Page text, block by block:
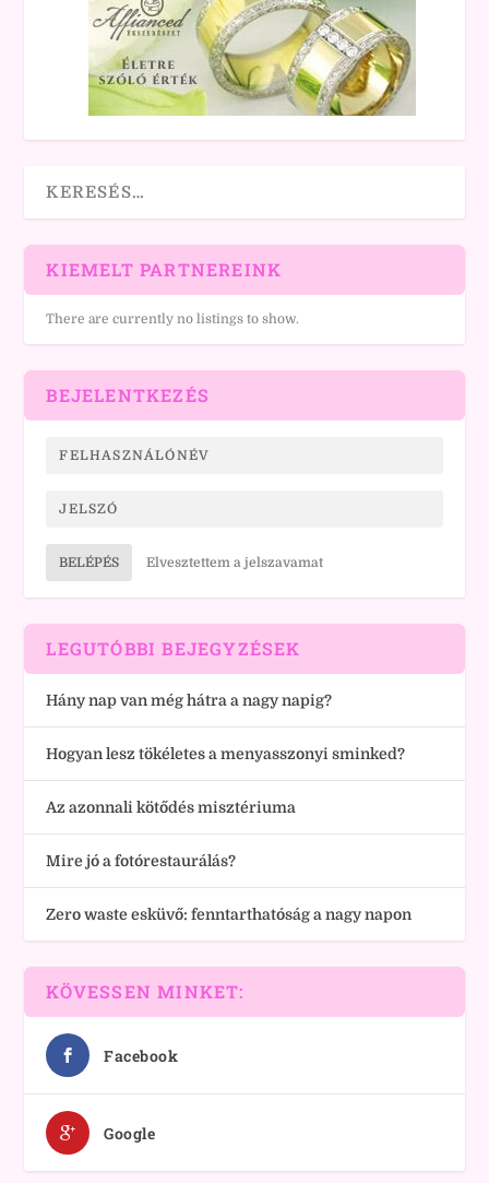
KIEMELT PARTNEREINK
There are currently no listings to show.
BEJELENTKEZÉS
BELÉPÉS Elvesztettem a jelszavamat
LEGUTÓBBI BEJEGYZÉSEK
Hány nap van még hátra a nagy napig?
Hogyan lesz tökéletes a menyasszonyi sminked?
Az azonnali kötődés misztériuma
Mire jó a fotórestaurálás?
Zero waste esküvő: fenntarthatóság a nagy napon
KÖVESSEN MINKET:
Facebook
Google